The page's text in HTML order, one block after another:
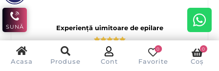
Acasa Produse Cont Favorite
0
Coș
0
Experiență uimitoare de epilare
Ceara de epilat cu Zinc-Argan de la Quickepil este o
SUNĂ